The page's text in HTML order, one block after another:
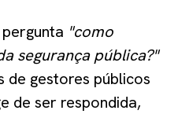
"como
segurança pública?"
de gestores públicos
de ser respondida,